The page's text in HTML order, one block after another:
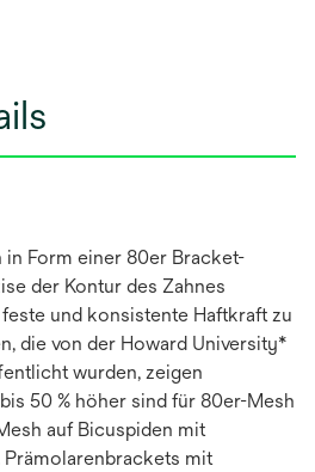
in Form einer 80er Bracket-
der Kontur des Zahnes
und konsistente Haftkraft zu
die von der Howard University*
wurden, zeigen
50 % höher sind für 80er-Mesh
auf Bicuspiden mit
mit